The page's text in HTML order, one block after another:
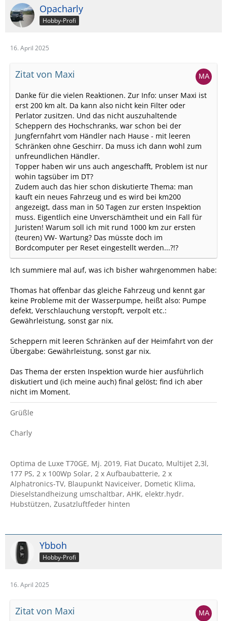
Opacharly
Hobby-Profi
16. April 2025
Zitat von Maxi
Danke für die vielen Reaktionen. Zur Info: unser Maxi ist
erst 200 km alt. Da kann also nicht kein Filter oder
Perlator zusitzen. Und das nicht auszuhaltende
Scheppern des Hochschranks, war schon bei der
Jungfernfahrt vom Händler nach Hause - mit leeren
Schränken ohne Geschirr. Da muss ich dann wohl zum
unfreundlichen Händler.
Topper haben wir uns auch angeschafft, Problem ist nur
wohin tagsüber im DT?
Zudem auch das hier schon diskutierte Thema: man
kauft ein neues Fahrzeug und es wird bei km200
angezeigt, dass man in 50 Tagen zur ersten Inspektion
muss. Eigentlich eine Unverschämtheit und ein Fall für
Juristen! Warum soll ich mit rund 1000 km zur ersten
(teuren) VW- Wartung? Das müsste doch im
Bordcomputer per Reset eingestellt werden...?!?
Ich summiere mal auf, was ich bisher wahrgenommen habe:
Thomas hat offenbar das gleiche Fahrzeug und kennt gar
keine Probleme mit der Wasserpumpe, heißt also: Pumpe
defekt, Verschlauchung verstopft, verpolt etc.:
Gewährleistung, sonst gar nix.
Scheppern mit leeren Schränken auf der Heimfahrt von der
Übergabe: Gewährleistung, sonst gar nix.
Das Thema der ersten Inspektion wurde hier ausführlich
diskutiert und (ich meine auch) final gelöst; find ich aber
nicht im Moment.
Grüßle
Charly
Optima de Luxe T70GE, Mj. 2019, Fiat Ducato, Multijet 2,3l,
177 PS, 2 x 100Wp Solar, 2 x Aufbaubatterie, 2 x
Alphatronics-TV, Blaupunkt Naviceiver, Dometic Klima,
Dieselstandheizung umschaltbar, AHK, elektr.hydr.
Hubstützen, Zusatzluftfeder hinten
Ybboh
Hobby-Profi
16. April 2025
Zitat von Maxi